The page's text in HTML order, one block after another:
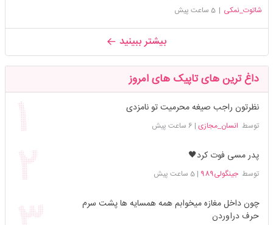
شاتوت_نمکی | 5 ساعت پیش
بیشتر ببینید
داغ ترین های تاپیک های امروز
نظرتون راجب صیغه محرمیت تو نامزدی
توسط انسان_مجازی | 6 ساعت پیش
پدر مسی فوت کرد🖤
توسطجینگولی989 |5 ساعت پیش
چون داخل مغازه میخوابم همه همسایه ها پشت سرم
حرف دراوردن